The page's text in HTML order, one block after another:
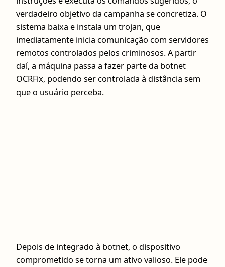
verdadeiro objetivo da campanha se concretiza. O
sistema baixa e instala um trojan, que
imediatamente inicia comunicação com servidores
remotos controlados pelos criminosos. A partir
daí, a máquina passa a fazer parte da botnet
OCRFix, podendo ser controlada à distância sem
que o usuário perceba.
Depois de integrado à botnet, o dispositivo
comprometido se torna um ativo valioso. Ele pode